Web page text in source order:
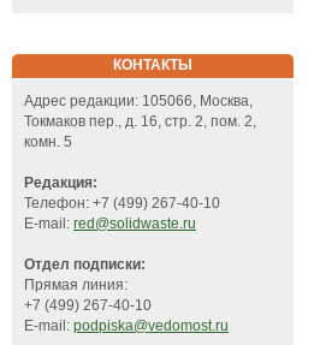
КОНТАКТЫ
Адрес редакции: 105066, Москва,
Токмаков пер., д. 16, стр. 2, пом. 2,
комн. 5
Редакция:
Телефон: +7 (499) 267-40-10
E-mail: red@solidwaste.ru
Отдел подписки:
Прямая линия:
+7 (499) 267-40-10
E-mail: podpiska@vedomost.ru